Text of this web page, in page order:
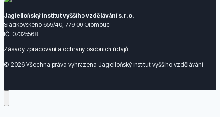
Jagiellońský institut vyššího vzdělávání s.r.o.
Sladkovského 659/40, 779 00 Olomouc
IČ: 07325568
Zásady zpracování a ochrany osobních údajů
© 2026 Všechna práva vyhrazena Jagiellońský institut vyššího vzdělávání